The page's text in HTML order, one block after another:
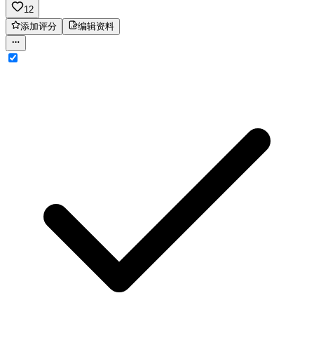
12
添加评分
编辑资料